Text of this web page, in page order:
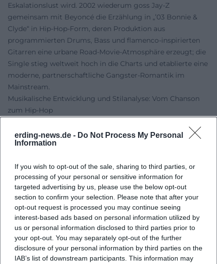
erding-news.de - Do Not Process My Personal
Information
If you wish to opt-out of the sale, sharing to third parties, or
processing of your personal or sensitive information for
targeted advertising by us, please use the below opt-out
section to confirm your selection. Please note that after your
opt-out request is processed you may continue seeing
interest-based ads based on personal information utilized by
us or personal information disclosed to third parties prior to
your opt-out. You may separately opt-out of the further
disclosure of your personal information by third parties on the
IAB’s list of downstream participants. This information may
Eskalationslust wird. 2002 wiederum goss Jay‑Z
gemeinsam mit Beyoncé die Erzählung in „’03 Bonnie &
Clyde“ in Hip‑Hop-Form, deren Produktion aus
programmierten Drums, Bass und flamenco-inspirierten
Gitarren eine urbane Road-Movie-Atmosphäre erzeugt; die
Single stieg weltweit hoch in die Charts und etablierte eine
moderne, partnerschaftliche Gangster-Romantik im
Mainstream.
Musikalische Entwicklung und Stilanalyse: Vom Chanson
zum Hip-Hop
Leitmotive identifizieren: Erstens das dialogische Prinzip –
zwei Stimmen, zwei Perspektiven, ein oszillierendes
Gainsbourg/Bardot arbeiten mit call-and-response,
filmischer Kammermusik und lakonischer Deklamation;
Produzent Claude Dejacques setzte auf intime Räume, in
denen jedes Zischen und Hauchen Bedeutung gewinnt.
Zweitens die Soundeffekte und Arrangements: Georgie
Fame übersetzt Verfolgungsjagden in perkussive Stabs,
Blechbläser-Fanfaren und akustische Signaturen, die
dramaturgisch denken wie im Kino. Drittens die
popkulturelle Semantik im Hip-Hop: „’03 Bonnie & Clyde“